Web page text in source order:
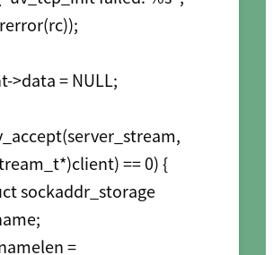
== 0) {